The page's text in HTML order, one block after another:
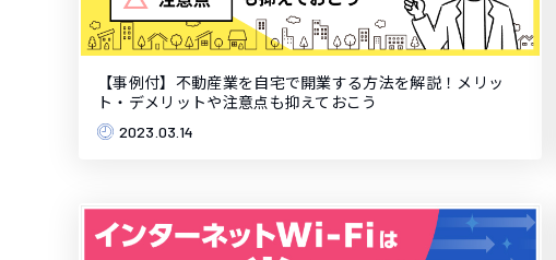
【事例付】不動産業を自宅で開業する方法を解説！メリッ
ト・デメリットや注意点も抑えておこう
2023.03.14